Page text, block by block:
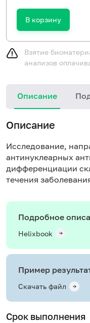
В корзину
Взятие
анализов
Описание
Описание
Исследование,
антинуклеарных
дифференциации
течения
Подробное
Helixbook
Пример
Скачать файл
Срок выполнения